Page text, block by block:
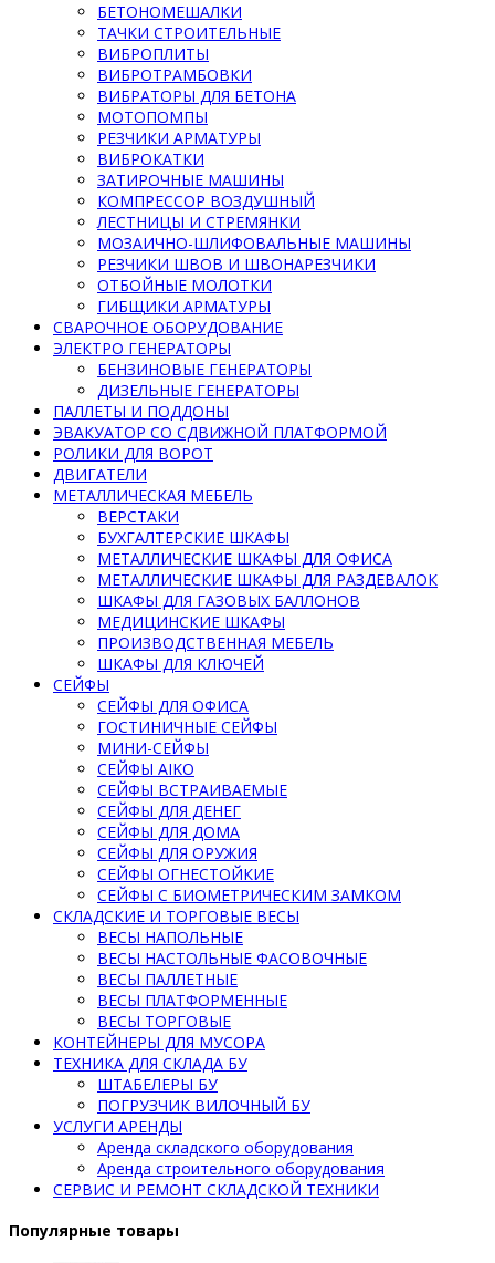
БЕТОНОМЕШАЛКИ
ТАЧКИ СТРОИТЕЛЬНЫЕ
ВИБРОПЛИТЫ
ВИБРОТРАМБОВКИ
ВИБРАТОРЫ ДЛЯ БЕТОНА
МОТОПОМПЫ
РЕЗЧИКИ АРМАТУРЫ
ВИБРОКАТКИ
ЗАТИРОЧНЫЕ МАШИНЫ
КОМПРЕССОР ВОЗДУШНЫЙ
ЛЕСТНИЦЫ И СТРЕМЯНКИ
МОЗАИЧНО-ШЛИФОВАЛЬНЫЕ МАШИНЫ
РЕЗЧИКИ ШВОВ И ШВОНАРЕЗЧИКИ
ОТБОЙНЫЕ МОЛОТКИ
ГИБЩИКИ АРМАТУРЫ
СВАРОЧНОЕ ОБОРУДОВАНИЕ
ЭЛЕКТРО ГЕНЕРАТОРЫ
БЕНЗИНОВЫЕ ГЕНЕРАТОРЫ
ДИЗЕЛЬНЫЕ ГЕНЕРАТОРЫ
ПАЛЛЕТЫ И ПОДДОНЫ
ЭВАКУАТОР СО СДВИЖНОЙ ПЛАТФОРМОЙ
РОЛИКИ ДЛЯ ВОРОТ
ДВИГАТЕЛИ
МЕТАЛЛИЧЕСКАЯ МЕБЕЛЬ
ВЕРСТАКИ
БУХГАЛТЕРСКИЕ ШКАФЫ
МЕТАЛЛИЧЕСКИЕ ШКАФЫ ДЛЯ ОФИСА
МЕТАЛЛИЧЕСКИЕ ШКАФЫ ДЛЯ РАЗДЕВАЛОК
ШКАФЫ ДЛЯ ГАЗОВЫХ БАЛЛОНОВ
МЕДИЦИНСКИЕ ШКАФЫ
ПРОИЗВОДСТВЕННАЯ МЕБЕЛЬ
ШКАФЫ ДЛЯ КЛЮЧЕЙ
СЕЙФЫ
СЕЙФЫ ДЛЯ ОФИСА
ГОСТИНИЧНЫЕ СЕЙФЫ
МИНИ-СЕЙФЫ
СЕЙФЫ AIKO
СЕЙФЫ ВСТРАИВАЕМЫЕ
СЕЙФЫ ДЛЯ ДЕНЕГ
СЕЙФЫ ДЛЯ ДОМА
СЕЙФЫ ДЛЯ ОРУЖИЯ
СЕЙФЫ ОГНЕСТОЙКИЕ
СЕЙФЫ С БИОМЕТРИЧЕСКИМ ЗАМКОМ
СКЛАДСКИЕ И ТОРГОВЫЕ ВЕСЫ
ВЕСЫ НАПОЛЬНЫЕ
ВЕСЫ НАСТОЛЬНЫЕ ФАСОВОЧНЫЕ
ВЕСЫ ПАЛЛЕТНЫЕ
ВЕСЫ ПЛАТФОРМЕННЫЕ
ВЕСЫ ТОРГОВЫЕ
КОНТЕЙНЕРЫ ДЛЯ МУСОРА
ТЕХНИКА ДЛЯ СКЛАДА БУ
ШТАБЕЛЕРЫ БУ
ПОГРУЗЧИК ВИЛОЧНЫЙ БУ
УСЛУГИ АРЕНДЫ
Аренда складского оборудования
Аренда строительного оборудования
СЕРВИС И РЕМОНТ СКЛАДСКОЙ ТЕХНИКИ
Популярные товары